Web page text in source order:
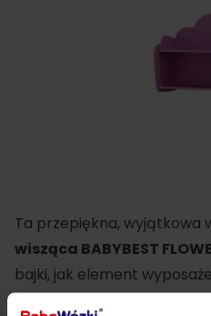
Ta przepiękna, wyjątkowa
wisząca BABYBEST
bajki, jak element
mieszkał Czerwony